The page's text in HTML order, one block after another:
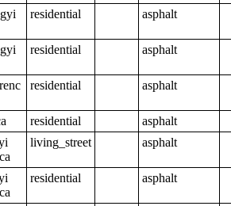
residential asphalt
residential asphalt
residential asphalt
residential
asphalt
living_street asphalt
residential asphalt